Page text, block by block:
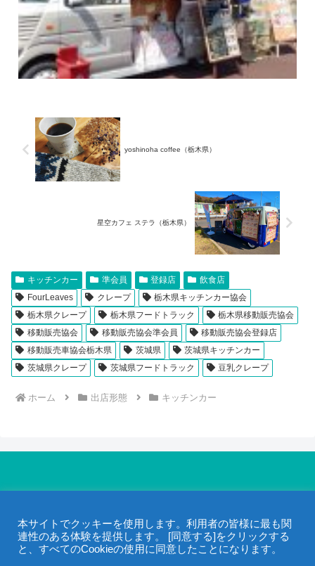
yoshinoha coffee（栃木県）
星空カフェ ステラ（栃木県）
キッチンカー 準会員 登録店
飲食店
FourLeaves
クレープ
栃木県キッチンカー協会
栃木県クレープ
栃木県フードトラック
栃木県移動販売協会
移動販売協会
移動販売協会準会員
移動販売協会登録店
移動販売車協会栃木県
茨城県
茨城県キッチンカー
茨城県クレープ
茨城県フードトラック 豆乳クレープ
ホーム 出店形態 キッチンカー
著作権で保護されています。